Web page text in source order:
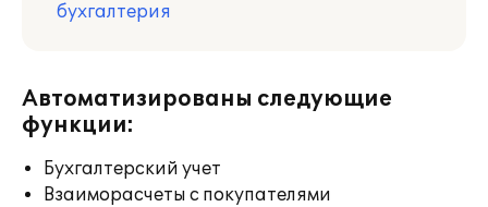
бухгалтерия
Автоматизированы следующие
функции:
Бухгалтерский учет
Взаиморасчеты с покупателями